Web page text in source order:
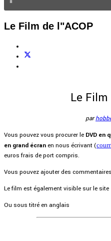
Le Film de l"ACOP
Le Film
par
Vous pouvez vous procurer le DVD en
en grand écran en nous écrivant (
euros frais de port compris.
Vous pouvez ajouter des
Le film est également visible sur le site
Ou sous titré en anglais